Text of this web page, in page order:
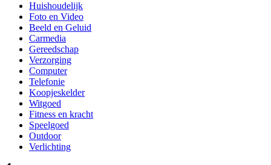
Huishoudelijk
Foto en Video
Beeld en Geluid
Carmedia
Gereedschap
Verzorging
Computer
Telefonie
Koopjeskelder
Witgoed
Fitness en kracht
Speelgoed
Outdoor
Verlichting